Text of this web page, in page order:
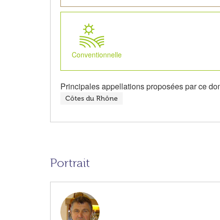
Conventionnelle
Principales appellations proposées par ce
Côtes du Rhône
Portrait